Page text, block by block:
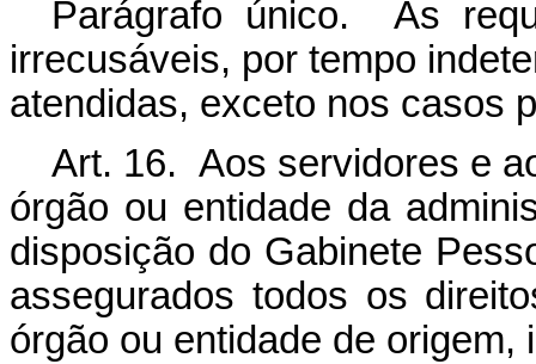
Parágrafo único. As
irrecusáveis, por tempo
atendidas, exceto nos casos
Art. 16. Aos servidores e
órgão ou entidade da
disposição do Gabinete
assegurados todos os
órgão ou entidade de